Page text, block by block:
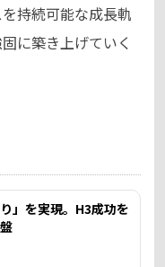
持続可能な成長軌
に築き上げていく
」を実現。H3成功を